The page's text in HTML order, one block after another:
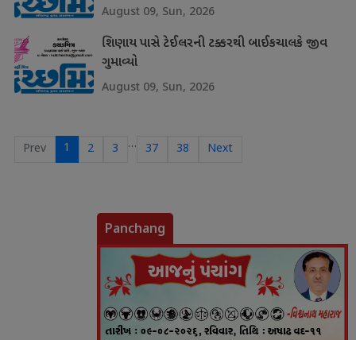
August 09, Sun, 2026
શિણાય પાસે ટેઈલરની ટક્કરથી બાઈકચાલકે જીવ
ગુમાવ્યો
August 09, Sun, 2026
Prev 1 2 3 … 37 38 Next
Panchang